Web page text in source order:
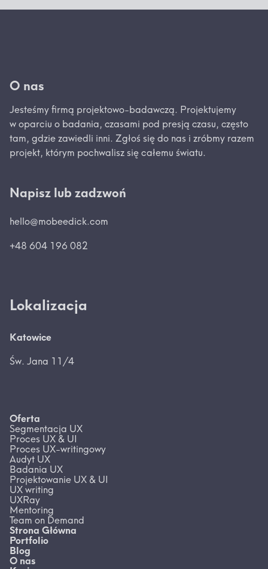
O nas
Jesteśmy firmą projektowo-badawczą. Projektujemy
w oparciu o badania, czasami pod presją czasu, często
tam, gdzie zawiedli inni. Zgłoś się do nas i zróbmy razem
projekt, którym pochwalisz się całemu światu.
Napisz lub zadzwoń
hello@mobeedick.com
+48 604 196 082
Lokalizacja
Katowice
Św. Jana 11/4
Oferta
Segmentacja UX
Proces UX & UI
Proces UX-writingowy
Audyt UX
Badania UX
Projektowanie UX & UI
UX writing
UXRay
Mentoring
Team on Demand
Strona Główna
Portfolio
Blog
O nas